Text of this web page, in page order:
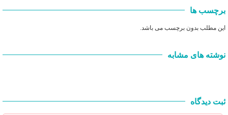
برچسب ها
این مطلب بدون برچسب می باشد.
نوشته های مشابه
ثبت دیدگاه